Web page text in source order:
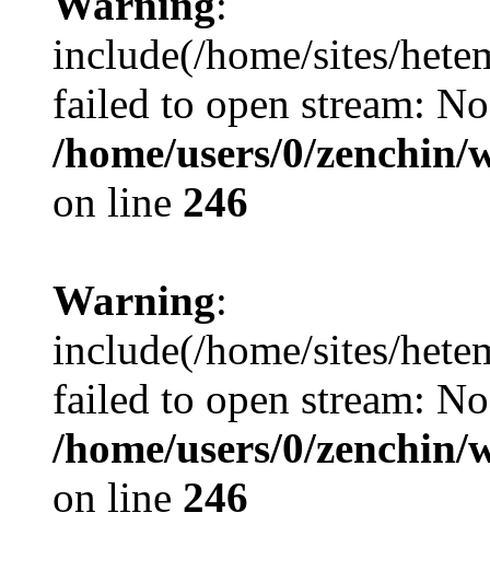
include(/home/sites/
failed to open stream:
/home/users/0/
on line 246
Warning:
include(/home/sites/
failed to open stream:
/home/users/0/
on line 246